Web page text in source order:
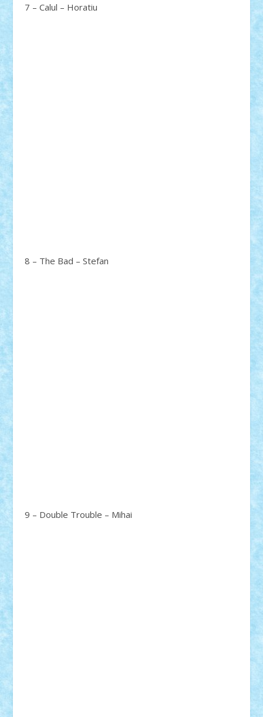
7 – Calul – Horatiu
8 – The Bad – Stefan
9 – Double Trouble – Mihai